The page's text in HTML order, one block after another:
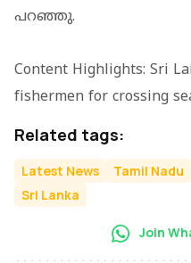
പറഞ്ഞു.
Content Highlights: Sri
fishermen for crossing
Related tags:
Latest News Tamil Nadu
Sri Lanka
Join